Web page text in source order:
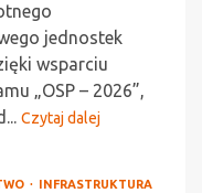
jednostek
wsparciu
„OSP – 2026”,
Czytaj dalej
INFRASTRUKTURA